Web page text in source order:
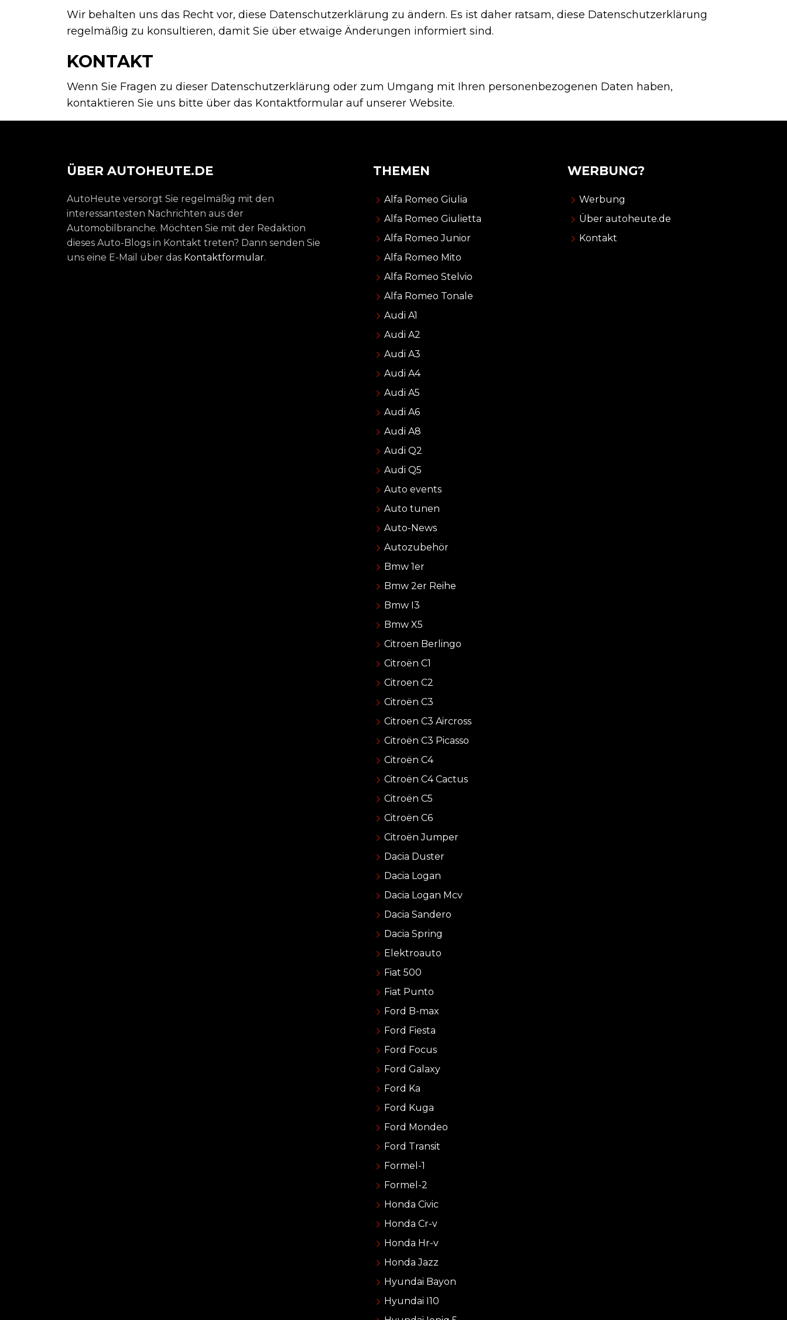
Wir behalten uns das Recht vor, diese Datenschutzerklärung zu ändern. Es ist daher ratsam, diese Datenschutzerklärung
regelmäßig zu konsultieren, damit Sie über etwaige Änderungen informiert sind.
KONTAKT
Wenn Sie Fragen zu dieser Datenschutzerklärung oder zum Umgang mit Ihren personenbezogenen Daten haben,
kontaktieren Sie uns bitte über das Kontaktformular auf unserer Website.
ÜBER AUTOHEUTE.DE
AutoHeute versorgt Sie regelmäßig mit den
interessantesten Nachrichten aus der
Automobilbranche. Möchten Sie mit der Redaktion
dieses Auto-Blogs in Kontakt treten? Dann senden Sie
uns eine E-Mail über das Kontaktformular.
THEMEN
Alfa Romeo Giulia
Alfa Romeo Giulietta
Alfa Romeo Junior
Alfa Romeo Mito
Alfa Romeo Stelvio
Alfa Romeo Tonale
Audi A1
Audi A2
Audi A3
Audi A4
Audi A5
Audi A6
Audi A8
Audi Q2
Audi Q5
Auto events
Auto tunen
Auto-News
Autozubehör
Bmw 1er
Bmw 2er Reihe
Bmw I3
Bmw X5
Citroen Berlingo
Citroën C1
Citroen C2
Citroën C3
Citroen C3 Aircross
Citroën C3 Picasso
Citroën C4
Citroën C4 Cactus
Citroën C5
Citroën C6
Citroën Jumper
Dacia Duster
Dacia Logan
Dacia Logan Mcv
Dacia Sandero
Dacia Spring
Elektroauto
Fiat 500
Fiat Punto
Ford B-max
Ford Fiesta
Ford Focus
Ford Galaxy
Ford Ka
Ford Kuga
Ford Mondeo
Ford Transit
Formel-1
Formel-2
Honda Civic
Honda Cr-v
Honda Hr-v
Honda Jazz
Hyundai Bayon
Hyundai I10
WERBUNG?
Werbung
Über autoheute.de
Kontakt